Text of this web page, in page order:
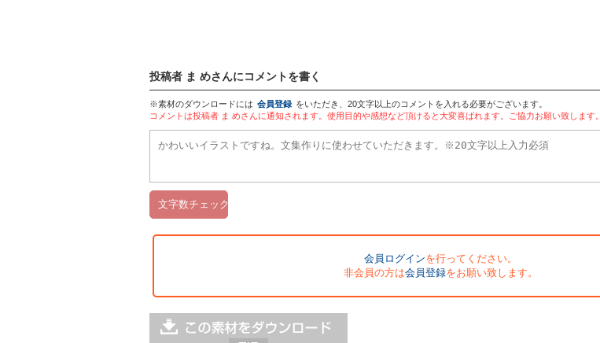
投稿者 ま めさんにコメントを書く
※素材のダウンロードには 会員登録 をいただき、20文字以上のコメントを入れる必要がございます。
コメントは投稿者 ま めさんに通知されます。使用目的や感想など頂けると大変喜ばれます。ご協力お願い致します。
会員ログインを行ってください。
非会員の方は会員登録をお願い致します。